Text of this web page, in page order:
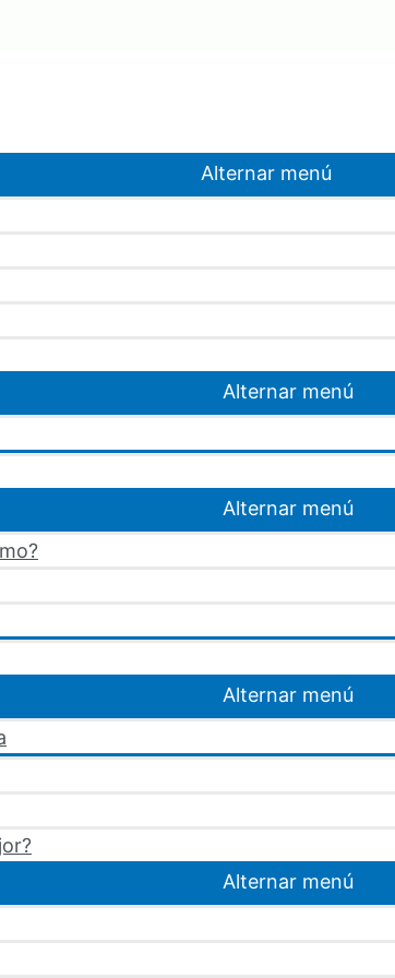
Alternar menú
Alternar menú
Alternar menú
Alternar menú
Alternar menú